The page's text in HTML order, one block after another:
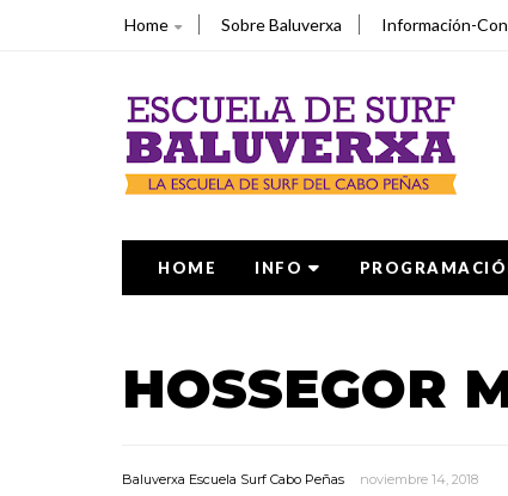
Home Sobre Baluverxa Información-
HOME INFO
HOSSEGOR
Baluverxa Escuela Surf Cabo Peñas noviembre 14, 2018